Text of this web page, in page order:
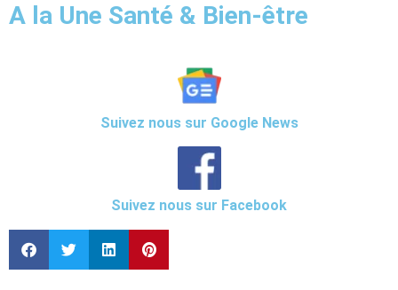
A la Une Santé & Bien-être
Suivez nous sur Google News
Suivez nous sur Facebook